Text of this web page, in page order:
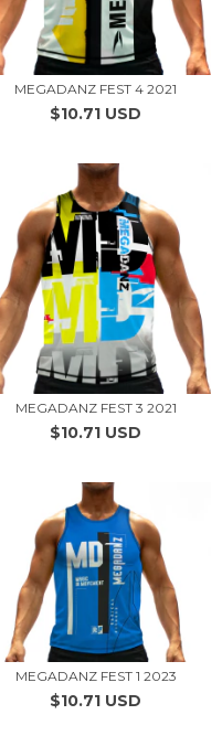
MEGADANZ FEST 4 2021
$10.71 USD
MEGADANZ FEST 3 2021
$10.71 USD
MEGADANZ FEST 1 2023
$10.71 USD